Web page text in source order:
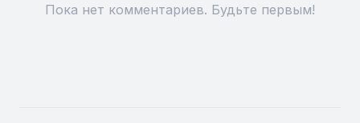
Пока нет комментариев. Будьте первым!